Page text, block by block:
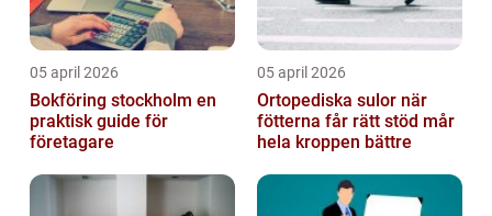
05 april 2026
Bokföring stockholm en
praktisk guide för
företagare
05 april 2026
Ortopediska sulor när
fötterna får rätt stöd mår
hela kroppen bättre